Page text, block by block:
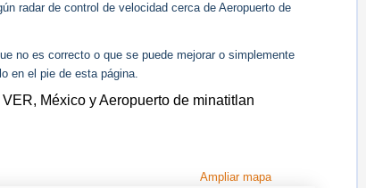
radar de control de velocidad cerca de Aeropuerto de
no es correcto o que se puede mejorar o simplemente
en el pie de esta página.
México y Aeropuerto de minatitlan
Ampliar mapa